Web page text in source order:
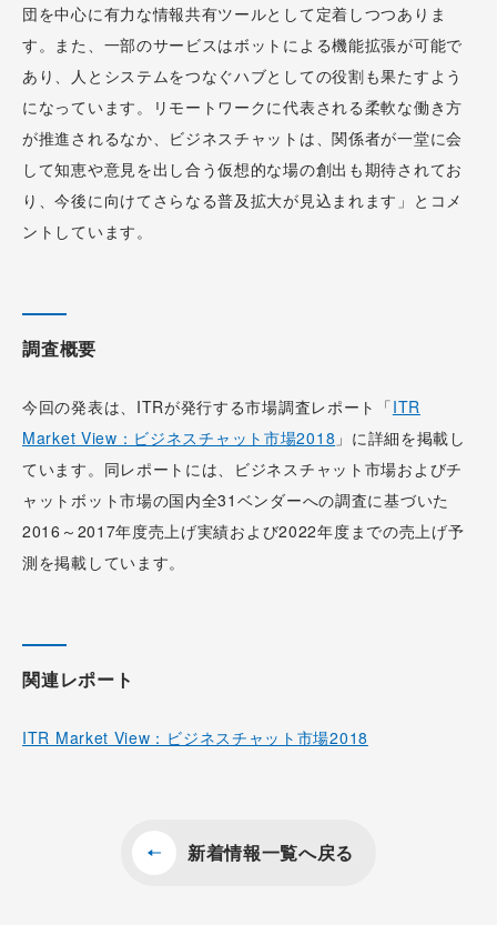
団を中心に有力な情報共有ツールとして定着しつつありま
す。また、一部のサービスはボットによる機能拡張が可能で
あり、人とシステムをつなぐハブとしての役割も果たすよう
になっています。リモートワークに代表される柔軟な働き方
が推進されるなか、ビジネスチャットは、関係者が一堂に会
して知恵や意見を出し合う仮想的な場の創出も期待されてお
り、今後に向けてさらなる普及拡大が見込まれます」とコメ
ントしています。
調査概要
今回の発表は、ITRが発行する市場調査レポート「ITR
Market View：ビジネスチャット市場2018 」に詳細を掲載し
ています。同レポートには、ビジネスチャット市場およびチ
ャットボット市場の国内全31ベンダーへの調査に基づいた
2016～2017年度売上げ実績および2022年度までの売上げ予
測を掲載しています。
関連レポート
ITR Market View：ビジネスチャット市場2018
新着情報一覧へ戻る